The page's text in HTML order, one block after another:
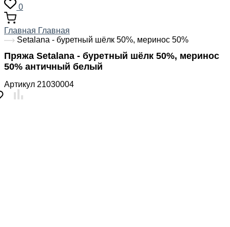
0
Главная Главная
Setalana - буретный шёлк 50%, меринос 50%
Пряжа Setalana - буретный шёлк 50%, меринос
50% античный белый
Артикул 21030004